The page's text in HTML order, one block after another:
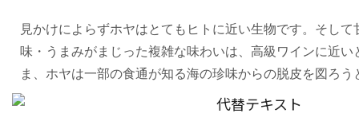
見かけによらずホヤはとてもヒトに近い生物です。そし
味・うまみがまじった複雑な味わいは、高級ワインに近い
ま、ホヤは一部の食通が知る海の珍味からの脱皮を図ろう